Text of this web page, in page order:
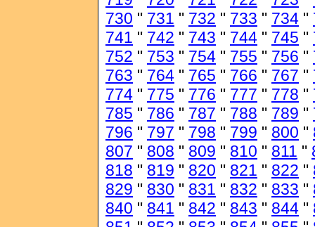
730 " 731 " 732 " 733 " 734 "
741 " 742 " 743 " 744 " 745 "
752 " 753 " 754 " 755 " 756 "
763 " 764 " 765 " 766 " 767 "
774 " 775 " 776 " 777 " 778 "
785 " 786 " 787 " 788 " 789 "
796 " 797 " 798 " 799 " 800 "
807 " 808 " 809 " 810 " 811 "
818 " 819 " 820 " 821 " 822 "
829 " 830 " 831 " 832 " 833 "
840 " 841 " 842 " 843 " 844 "